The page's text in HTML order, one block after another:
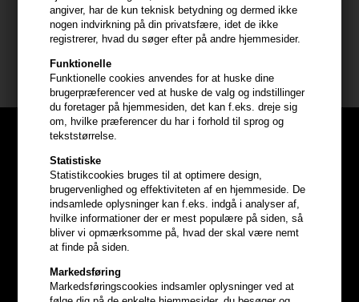
angiver, har de kun teknisk betydning og dermed ikke
nogen indvirkning på din privatsfære, idet de ikke
registrerer, hvad du søger efter på andre hjemmesider.
Funktionelle
Funktionelle cookies anvendes for at huske dine
brugerpræferencer ved at huske de valg og indstillinger
du foretager på hjemmesiden, det kan f.eks. dreje sig
om, hvilke præferencer du har i forhold til sprog og
tekststørrelse.
Statistiske
Statistikcookies bruges til at optimere design,
brugervenlighed og effektiviteten af en hjemmeside. De
indsamlede oplysninger kan f.eks. indgå i analyser af,
hvilke informationer der er mest populære på siden, så
bliver vi opmærksomme på, hvad der skal være nemt
at finde på siden.
Markedsføring
Markedsføringscookies indsamler oplysninger ved at
Størrelse: 100ml.
Four Reasons shampoo mm